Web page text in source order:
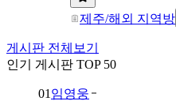
제주/해외 지역방
게시판 전체보기
인기 게시판 TOP 50
01 임영웅